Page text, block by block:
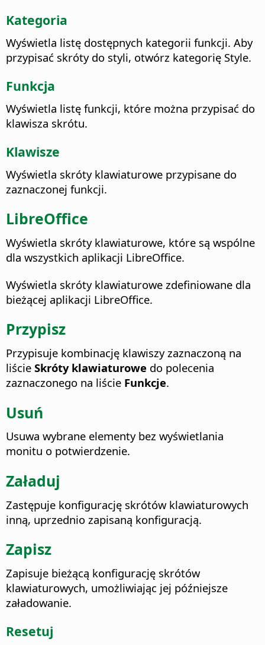
Kategoria
Wyświetla listę dostępnych kategorii funkcji. Aby
przypisać skróty do styli, otwórz kategorię Style.
Funkcja
Wyświetla listę funkcji, które można przypisać do
klawisza skrótu.
Klawisze
Wyświetla skróty klawiaturowe przypisane do
zaznaczonej funkcji.
LibreOffice
Wyświetla skróty klawiaturowe, które są wspólne
dla wszystkich aplikacji LibreOffice.
Wyświetla skróty klawiaturowe zdefiniowane dla
bieżącej aplikacji LibreOffice.
Przypisz
Przypisuje kombinację klawiszy zaznaczoną na
liście Skróty klawiaturowe do polecenia
zaznaczonego na liście Funkcje.
Usuń
Usuwa wybrane elementy bez wyświetlania
monitu o potwierdzenie.
Załaduj
Zastępuje konfigurację skrótów klawiaturowych
inną, uprzednio zapisaną konfiguracją.
Zapisz
Zapisuje bieżącą konfigurację skrótów
klawiaturowych, umożliwiając jej późniejsze
załadowanie.
Resetuj